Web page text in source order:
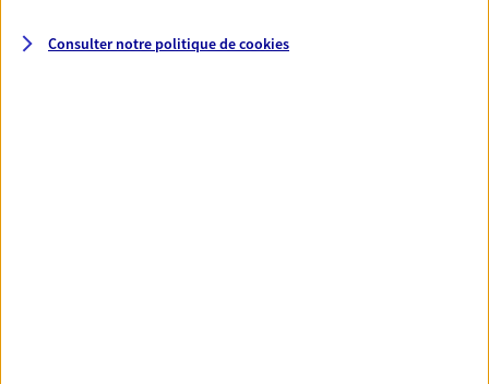
Consulter notre politique decookies